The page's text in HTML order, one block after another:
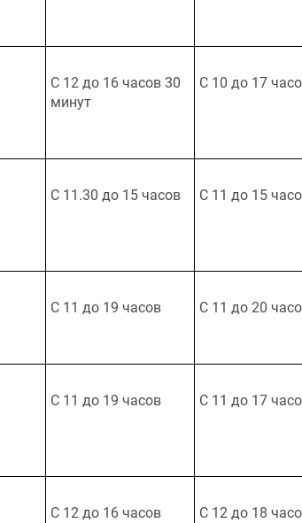
С 12 до 16 часов 30
минут
С 10 до 17
С 11.30 до 15 часов С 11 до 15
С 11 до 19 часов С 11 до 20
С 11 до 19 часов С 11 до 17
С 12 до 16 часов С 12 до 18